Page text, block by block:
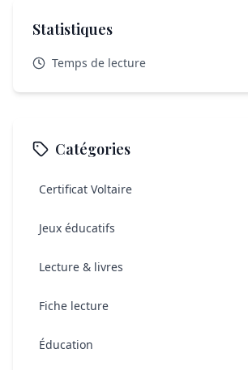
Statistiques
Temps de lecture
Catégories
Certificat Voltaire
Jeux éducatifs
Lecture & livres
Fiche lecture
Éducation